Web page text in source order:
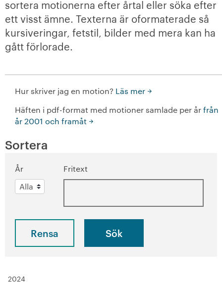
Medlemsmöten
+
Medlemskap i SKB
+
Förtroendevalda
-
Motioner
Att skriva en motion
Motionshäften
På gång i föreningen
sortera motionerna efter årtal eller söka efter
ett visst ämne. Texterna är oformaterade så
kursiveringar, fetstil, bilder med mera kan ha
gått förlorade.
Hur skriver jag en motion? Läs mer
Häften i pdf-format med motioner samlade per årfrån
år 2001 och framåt
Sortera
År Fritext
Rensa
2024